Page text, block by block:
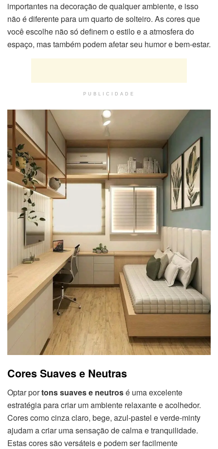
importantes na decoração de qualquer ambiente, e isso
não é diferente para um quarto de solteiro. As cores que
você escolhe não só definem o estilo e a atmosfera do
espaço, mas também podem afetar seu humor e bem-estar.
PUBLICIDADE
Cores Suaves e Neutras
Optar portons suaves e neutrosé uma excelente
estratégia para criar um ambiente relaxante e acolhedor.
Cores como cinza claro, bege, azul-pastel e verde-minty
ajudam a criar uma sensação de calma e tranquilidade.
Estas cores são versáteis e podem ser facilmente